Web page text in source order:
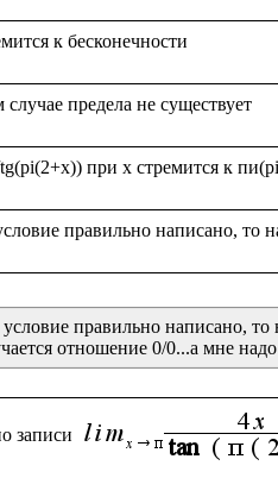
условие правильно написано, то
записи